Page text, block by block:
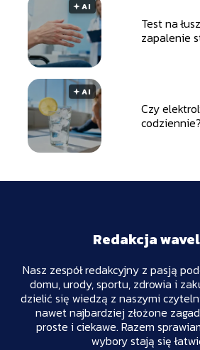
🟅 AI
Test na
zapalenie
🟅 AI
Czy
Redakcja
Nasz zespół redakcyjny z pasją
domu, urody, sportu, zdrowia i
dzielić się wiedzą z naszymi
nawet najbardziej złożone
proste i ciekawe. Razem
wybory stają się